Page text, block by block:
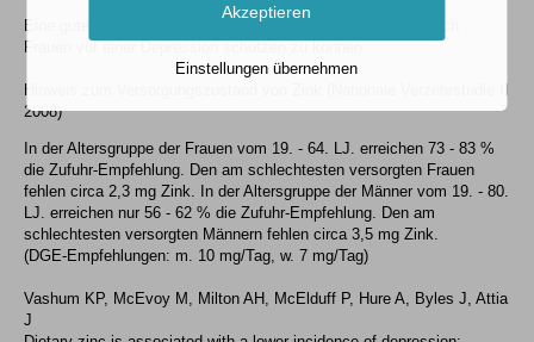
Eine gute Versorgung mit Zink scheint sowohl Männer als auch
Frauen vor einer Depression schützen zu können.
Hinweis zum Versorgungszustand von Zink (Nationale Verzehrstudie II
2008)
In der Altersgruppe der Frauen vom 19. - 64. LJ. erreichen 73 - 83 %
die Zufuhr-Empfehlung. Den am schlechtesten versorgten Frauen
fehlen circa 2,3 mg Zink. In der Altersgruppe der Männer vom 19. - 80.
LJ. erreichen nur 56 - 62 % die Zufuhr-Empfehlung. Den am
schlechtesten versorgten Männern fehlen circa 3,5 mg Zink.
(DGE-Empfehlungen: m. 10 mg/Tag, w. 7 mg/Tag)
Vashum KP, McEvoy M, Milton AH, McElduff P, Hure A, Byles J, Attia
J
Akzeptieren
Einstellungen übernehmen